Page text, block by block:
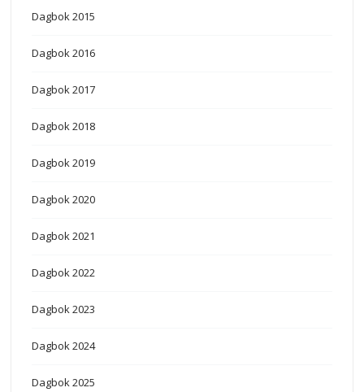
Dagbok 2015
Dagbok 2016
Dagbok 2017
Dagbok 2018
Dagbok 2019
Dagbok 2020
Dagbok 2021
Dagbok 2022
Dagbok 2023
Dagbok 2024
Dagbok 2025